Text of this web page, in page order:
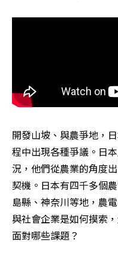
開發山坡、與農爭地，
程中出現各種爭議。日
況，他們從農業的角度
契機。日本有四千多個
島縣、神奈川等地，農
與社會企業是如何摸索
面對哪些課題？